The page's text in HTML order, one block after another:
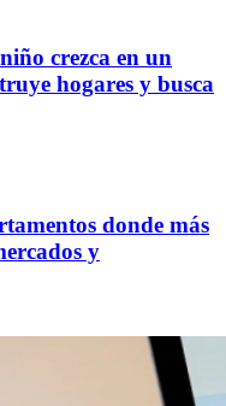
crezca en un
hogares y busca
donde más
y